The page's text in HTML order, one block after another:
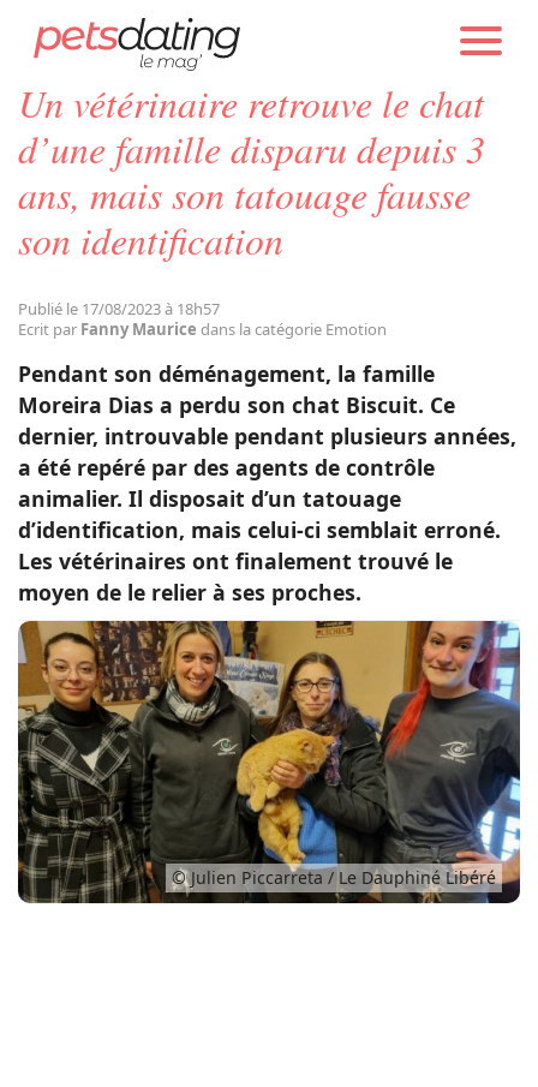
Chien
Chat
Tops
Sauvetages
Conso
PETS DATING ACTUALITÉS EMOTION
Un vétérinaire retrouve le chat
d’une famille disparu depuis 3
ans, mais son tatouage fausse
son identification
Publié le 17/08/2023 à 18h57
Ecrit par Fanny Maurice dans la catégorie Emotion
Pendant son déménagement, la famille
Moreira Dias a perdu son chat Biscuit. Ce
dernier, introuvable pendant plusieurs années,
a été repéré par des agents de contrôle
animalier. Il disposait d’un tatouage
d’identification, mais celui-ci semblait erroné.
Les vétérinaires ont finalement trouvé le
moyen de le relier à ses proches.
© Julien Piccarreta / Le Dauphiné Libéré